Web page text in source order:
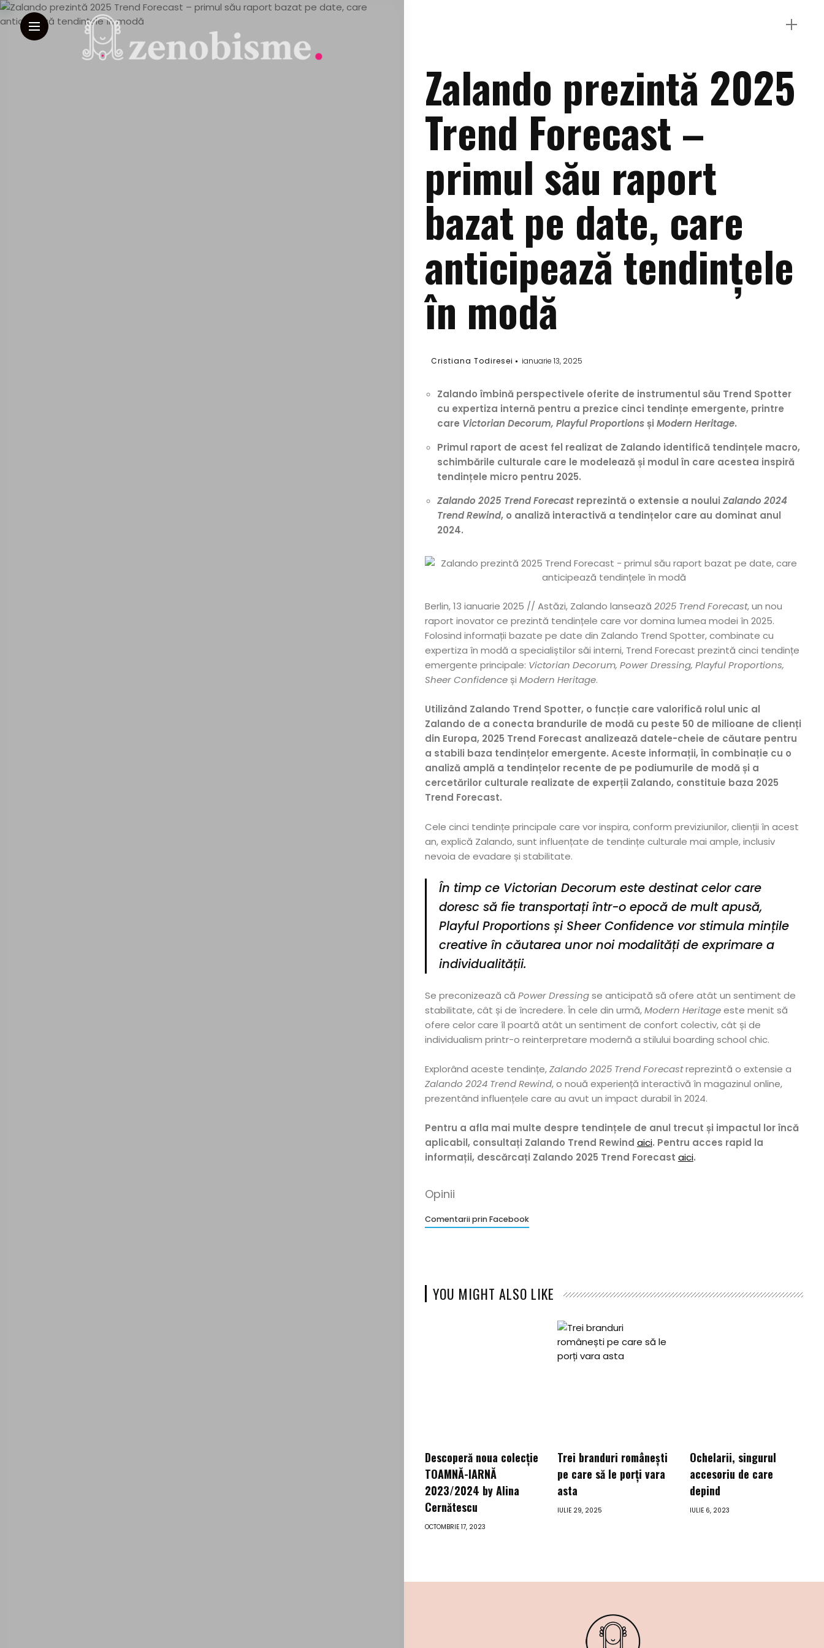
Zalando prezintă 2025
Trend Forecast –
primul său raport
bazat pe date, care
anticipează tendințele
în modă
Cristiana Todiresei ianuarie 13, 2025
Zalando îmbină perspectivele oferite de instrumentul său Trend Spotter
cu expertiza internă pentru a prezice cinci tendințe emergente, printre
care Victorian Decorum, Playful Proportionsși Modern Heritage.
Primul raport de acest fel realizat de Zalando identifică tendințele macro,
schimbările culturale care le modelează și modul în care acestea inspiră
tendințele micro pentru 2025.
Zalando 2025 Trend Forecastreprezintă o extensie a noului Zalando 2024
Trend Rewind, o analiză interactivă a tendințelor care au dominat anul
2024.
Berlin, 13 ianuarie 2025 // Astăzi, Zalando lansează 2025 Trend Forecast, un nou
raport inovator ce prezintă tendințele care vor domina lumea modei în 2025.
Folosind informații bazate pe date din Zalando Trend Spotter, combinate cu
expertiza în modă a specialiștilor săi interni, Trend Forecast prezintă cinci tendințe
emergente principale: Victorian Decorum, Power Dressing, Playful Proportions,
Sheer Confidenceși Modern Heritage.
Utilizând Zalando Trend Spotter, o funcție care valorifică rolul unic al
Zalando de a conecta brandurile de modă cu peste 50 de milioane de clienți
din Europa, 2025 Trend Forecast analizează datele-cheie de căutare pentru
a stabili baza tendințelor emergente. Aceste informații, în combinație cu o
analiză amplă a tendințelor recente de pe podiumurile de modă și a
cercetărilor culturale realizate de experții Zalando, constituie baza 2025
Trend Forecast.
Cele cinci tendințe principale care vor inspira, conform previziunilor, clienții în acest
an, explică Zalando, sunt influențate de tendințe culturale mai ample, inclusiv
nevoia de evadare și stabilitate.
În timp ce Victorian Decorum este destinat celor care
doresc să fie transportați într-o epocă de mult apusă,
Playful Proportionsși Sheer Confidencevor stimula mințile
creative în căutarea unor noi modalități de exprimare a
individualității.
Se preconizează că Power Dressingse anticipată să ofere atât un sentiment de
stabilitate, cât și de încredere. În cele din urmă,Modern Heritageeste menit să
ofere celor care îl poartă atât un sentiment de confort colectiv, cât și de
individualism printr-o reinterpretare modernă a stilului boarding school chic.
Explorând aceste tendințe,Zalando 2025 Trend Forecastreprezintă o extensie a
Zalando 2024 Trend Rewind, o nouă experiență interactivă în magazinul online,
prezentând influențele care au avut un impact durabil în 2024.
Pentru a afla mai multe despre tendințele de anul trecut și impactul lor încă
aplicabil, consultați Zalando Trend Rewind aici. Pentru acces rapid la
informații, descărcați Zalando 2025 Trend Forecast aici.
Opinii
Comentarii prin Facebook
YOU MIGHT ALSO LIKE
Descoperă noua colecție
TOAMNĂ-IARNĂ
2023/2024 by Alina
Cernătescu
OCTOMBRIE 17, 2023
Trei branduri românești
pe care să le porți vara
asta
IULIE 29, 2025
Ochelarii, singurul
accesoriu de care
depind
IULIE 6, 2023